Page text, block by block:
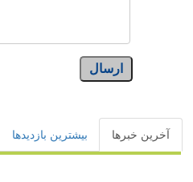
ارسال
آخرین خبرها بیشترین بازدیدها